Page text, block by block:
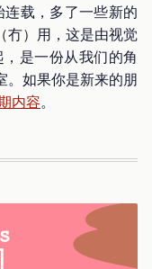
载，多了一些新的
冇）用，这是由视觉
是一份从我们的角
。如果你是新来的朋
内容。